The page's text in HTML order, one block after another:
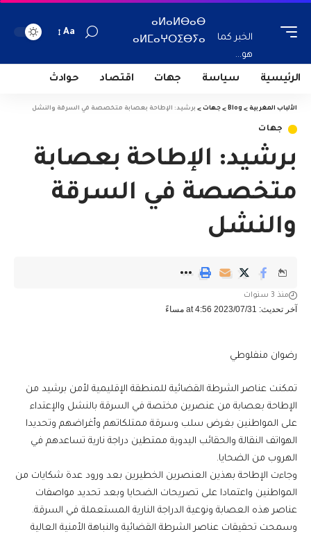
الخبر كما
هو...
ⴰⵍⴰⵍⴱⴰⴱ
ⴰⵍⵎⴰⵖⵔⵉⴱⵢⴰ
Aa
الرئيسية سياسة جهات اقتصاد حوادث
الألباب المغربية >
Blog
> جهات > برشيد: الإطاحة بعصابة متخصصة في السرقة والنشل
جهات
برشيد: الإطاحة بعصابة
متخصصة في السرقة
والنشل
آخر تحديث: 2023/07/31 at 4:56 مساءً
منذ 3 سنوات
رضوان منفلوطي
تمكنت عناصر الشرطة القضائية للمنطقة الإقليمية لأمن برشيد من
الإطاحة بعصابة من عنصرين مختصة في السرقة بالنشل والإعتداء
على المواطنين بغرض سلب وسرقة ممتلكاتهم وأغراضهم وتحديدا
الهواتف النقالة والحقائب اليدوية ممتطين دراجة نارية تساعدهم في
الهروب من الضحايا.
وجاءت الإطاحة بهذين العنصرين الخطيرين بعد ورود عدة شكايات من
المواطنين واعتمادا على تصريحات الضحايا وبعد تحديد مواصفات
عناصر هذه العصابة ونوعية الدراجة النارية المستعملة في السرقة.
وسمحت تحقيقات عناصر الشرطة القضائية والنباهة الأمنية العالية